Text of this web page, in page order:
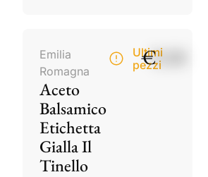
Emilia
Romagna
Aceto
Balsamico
Etichetta
Gialla Il
Tinello
Ultimi
pezzi
€9,50